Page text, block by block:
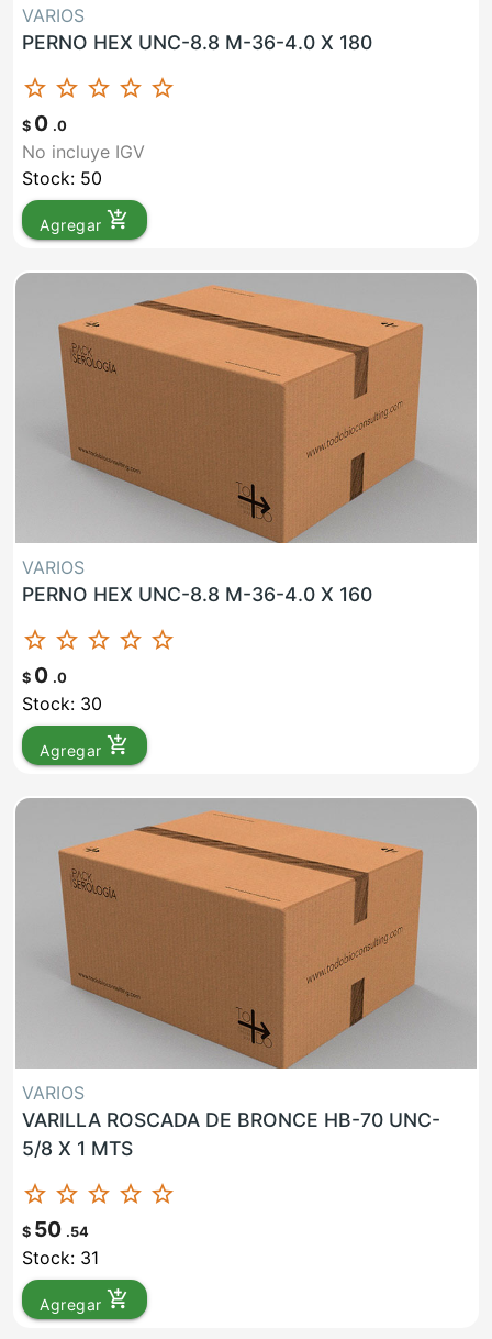
VARIOS
PERNO HEX UNC-8.8 M-36-4.0 X 180
star_border star_border star_border star_border star_border
$ 0 .0
No incluye IGV
Stock: 50
Agregar add_shopping_cart
VARIOS
PERNO HEX UNC-8.8 M-36-4.0 X 160
star_border star_border star_border star_border star_border
$ 0 .0
Stock: 30
Agregar add_shopping_cart
VARIOS
VARILLA ROSCADA DE BRONCE HB-70 UNC-
5/8 X 1 MTS
star_border star_border star_border star_border star_border
$ 50 .54
Stock: 31
Agregar add_shopping_cart